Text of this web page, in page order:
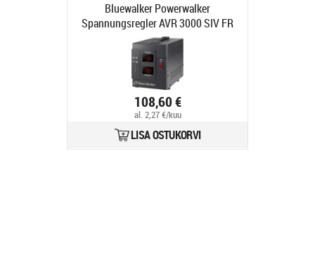
Bluewalker Powerwalker
Spannungsregler AVR 3000 SIV FR
2400W
108,60 €
al. 2,27 €/kuu
LISA OSTUKORVI